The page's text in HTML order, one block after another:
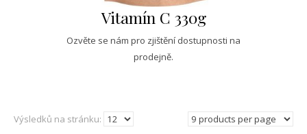
Vitamín C 330g
Ozvěte se nám pro zjištění dostupnosti na
prodejně.
Výsledků na stránku: